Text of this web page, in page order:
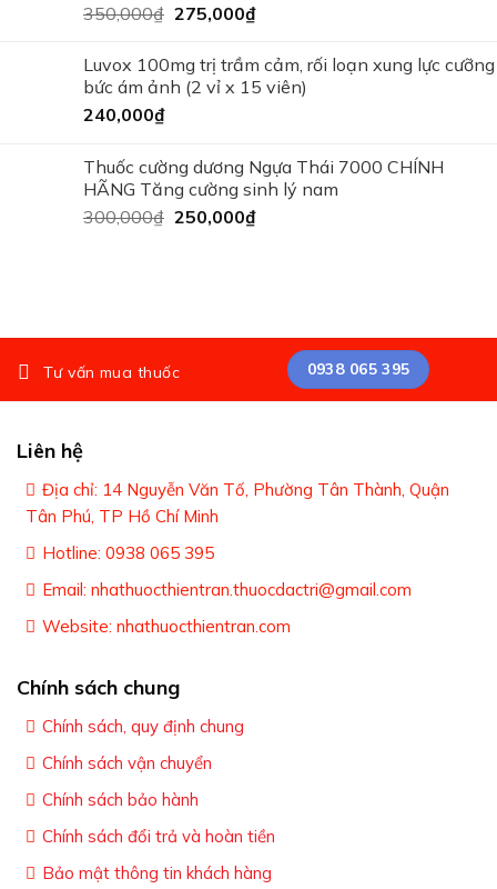
350,000₫ 275,000₫
Luvox 100mg trị trầm cảm, rối loạn xung lực cưỡng
bức ám ảnh (2 vỉ x 15 viên)
240,000₫
Thuốc cường dương Ngựa Thái 7000 CHÍNH
HÃNG Tăng cường sinh lý nam
300,000₫ 250,000₫
Tư vấn mua thuốc 0938 065 395
Liên hệ
Địa chỉ: 14 Nguyễn Văn Tố, Phường Tân Thành, Quận
Tân Phú, TP Hồ Chí Minh
Hotline: 0938 065 395
Email: nhathuocthientran.thuocdactri@gmail.com
Website: nhathuocthientran.com
Chính sách chung
Chính sách, quy định chung
Chính sách vận chuyển
Chính sách bảo hành
Chính sách đổi trả và hoàn tiền
Bảo mật thông tin khách hàng